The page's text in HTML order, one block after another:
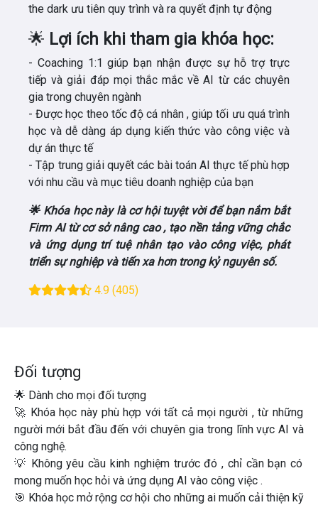
the dark ưu tiên quy trình và ra quyết định tự động
🌟 Lợi ích khi tham gia khóa học:
- Coaching 1:1 giúp bạn nhận được sự hỗ trợ trực
tiếp và giải đáp mọi thắc mắc về AI từ các chuyên
gia trong chuyên ngành
- Được học theo tốc độ cá nhân, giúp tối ưu quá trình
học và dễ dàng áp dụng kiến ​​thức vào công việc và
dự án thực tế
- Tập trung giải quyết các bài toán AI thực tế phù hợp
với nhu cầu và mục tiêu doanh nghiệp của bạn
🌟 Khóa học này là cơ hội tuyệt vờiđể bạn nắm bắt
Firm AI từ cơ sở nâng cao, tạo nền tảng vững chắc
và ứng dụng trí tuệ nhân tạo vào công việc, phát
triển sự nghiệp và tiến xa hơn trong kỷ nguyên số.
4.9 (405)
Đối tượng
🌟 Dành cho mọi đối tượng
🚀 Khóa học này phù hợp với tất cả mọi người , từ những
người mới bắt đầuđến với chuyên giatrong lĩnh vực AI và
công nghệ.
💡 Không yêu cầu kinh nghiệm trước đó , chỉ cần bạn có
mong muốn học hỏi và ứng dụng AI vào công việc .
🎯 Khóa học mở rộng cơ hội cho những ai muốn cải thiện kỹ